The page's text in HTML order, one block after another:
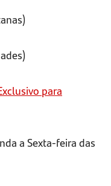
para
a Sexta-feira das